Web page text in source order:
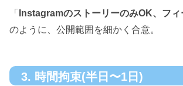
「 InstagramのストーリーのみOK、フ
のように、公開範囲を細かく合意。
3. 時間拘束(半日〜1日)